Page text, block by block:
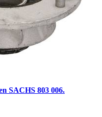
SACHS 803 006.